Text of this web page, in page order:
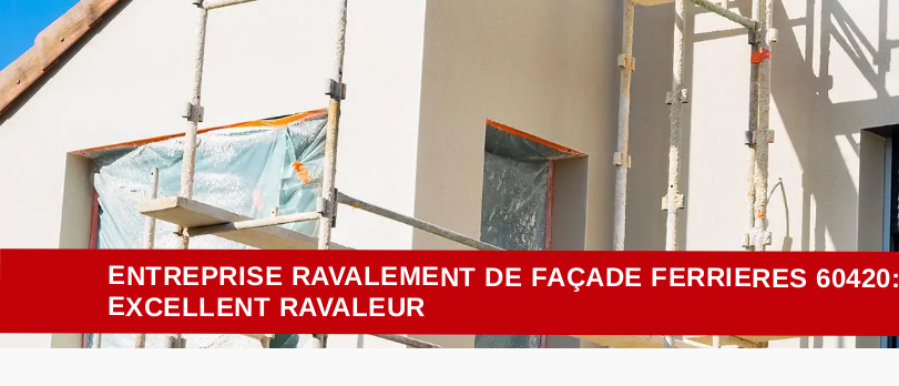
ENTREPRISE RAVALEMENT DE FAÇADE FERRIERES 60420:
EXCELLENT RAVALEUR